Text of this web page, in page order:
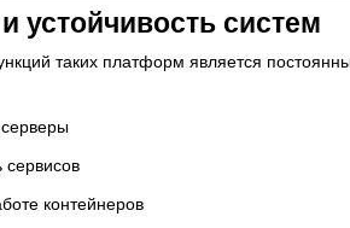
устойчивость систем
таких платформ является
серверы
сервисов
контейнеров